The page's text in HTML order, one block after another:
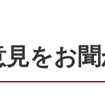
をお